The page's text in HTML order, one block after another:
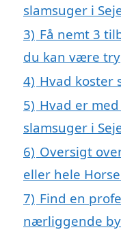
slamsuger i
3) Få nemt 3
du kan være
4) Hvad koster
5) Hvad er
slamsuger i
6) Oversigt
eller hele
7) Find en
nærliggende